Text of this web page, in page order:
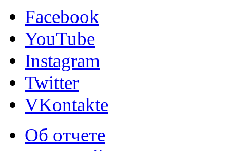
Facebook
YouTube
Instagram
Twitter
VKontakte
Об отчете